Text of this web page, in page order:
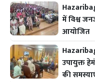
में विश्व
आयोजित
उपायुक्त
की